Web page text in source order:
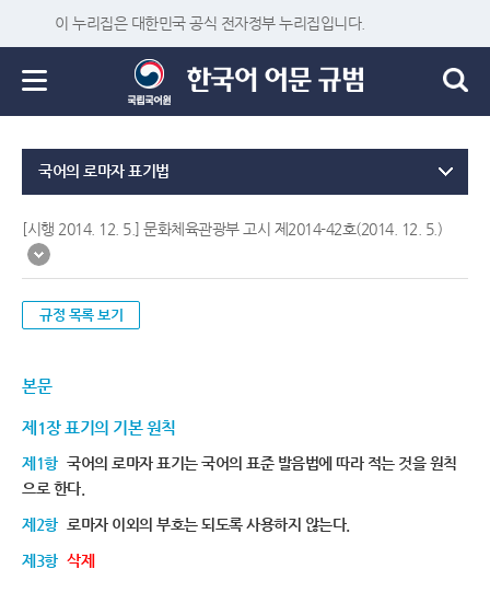
이 누리집은 대한민국 공식 전자정부 누리집입니다.
국어의 로마자 표기법
[시행 2014. 12. 5.] 문화체육관광부 고시 제2014-42호(2014. 12. 5.)
규정 목록 보기
본문
제1장 표기의 기본 원칙
제1항 국어의 로마자 표기는 국어의 표준 발음법에 따라 적는 것을 원칙
으로 한다.
제2항 로마자 이외의 부호는 되도록 사용하지 않는다.
제3항 삭제